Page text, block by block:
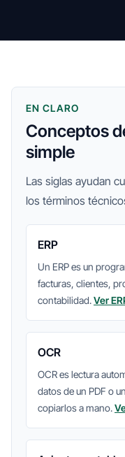
EN CLARO
Conceptos
simple
Las siglas ayudan
los términos
ERP
Un ERP es un
facturas, clientes,
contabilidad.Ver
OCR
OCR es lectura
datos de un PDF o
copiarlos a mano.